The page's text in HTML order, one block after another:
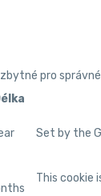
pro
Set by the
This cookie